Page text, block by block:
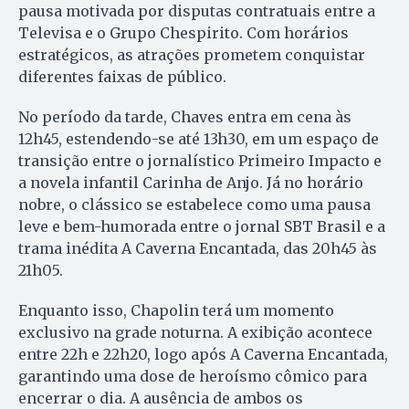
pausa motivada por disputas contratuais entre a
Televisa e o Grupo Chespirito. Com horários
estratégicos, as atrações prometem conquistar
diferentes faixas de público.
No período da tarde, Chaves entra em cena às
12h45, estendendo-se até 13h30, em um espaço de
transição entre o jornalístico Primeiro Impacto e
a novela infantil Carinha de Anjo. Já no horário
nobre, o clássico se estabelece como uma pausa
leve e bem-humorada entre o jornal SBT Brasil e a
trama inédita A Caverna Encantada, das 20h45 às
21h05.
Enquanto isso, Chapolin terá um momento
exclusivo na grade noturna. A exibição acontece
entre 22h e 22h20, logo após A Caverna Encantada,
garantindo uma dose de heroísmo cômico para
encerrar o dia. A ausência de ambos os